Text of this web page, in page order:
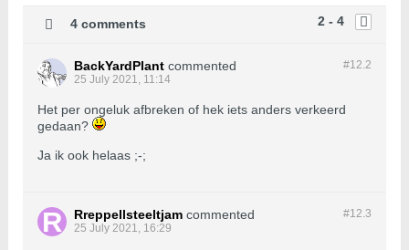
2 - 4
4 comments
#12.2
BackYardPlant commented
25 July 2021, 11:14
Het per ongeluk afbreken of hek iets anders verkeerd
gedaan?
Ja ik ook helaas ;-;
#12.3
Rreppellsteeltjam commented
25 July 2021, 16:29